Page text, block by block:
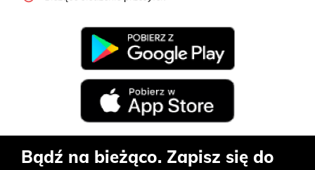
Bądź na bieżąco. Zapisz się do